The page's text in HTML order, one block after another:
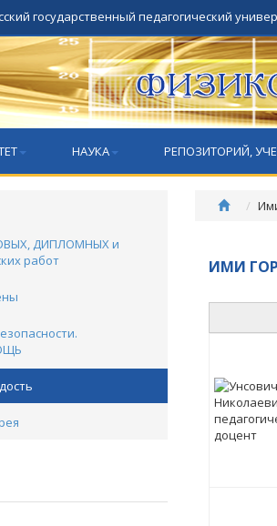
государственный педагогический
НАУКА РЕПОЗИТОРИЙ,
ДИПЛОМНЫХ и
работ
ИМИ